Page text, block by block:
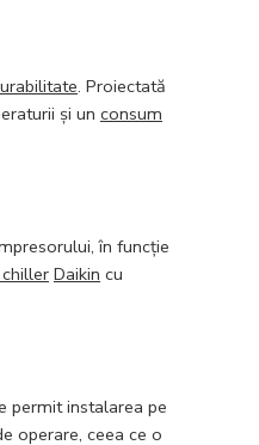
. Proiectată
și un consum
în funcție
Daikin cu
permit instalarea pe
operare, ceea ce o